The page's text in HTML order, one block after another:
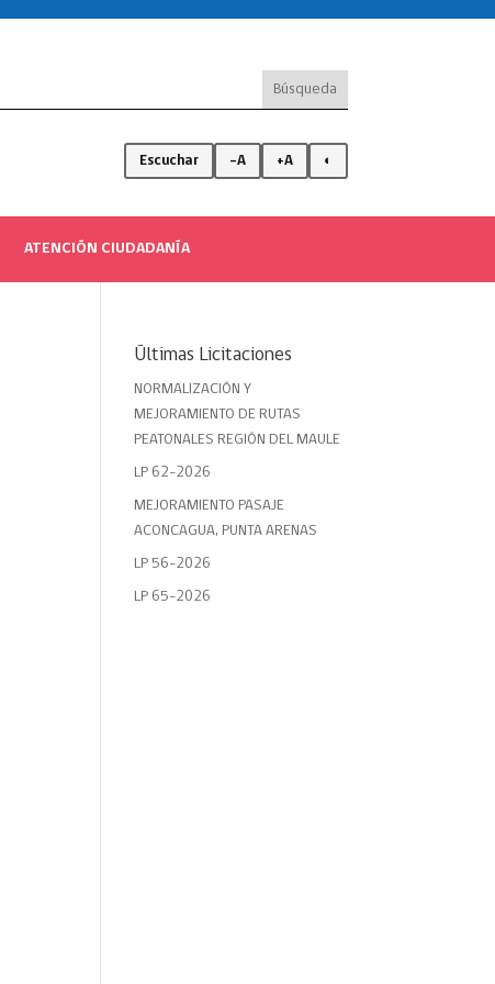
Escuchar -A +A ◐
ATENCIÓN CIUDADANÍA
Últimas Licitaciones
NORMALIZACIÓN Y
MEJORAMIENTO DE RUTAS
PEATONALES REGIÓN DEL MAULE
LP 62-2026
MEJORAMIENTO PASAJE
ACONCAGUA, PUNTA ARENAS
LP 56-2026
LP 65-2026